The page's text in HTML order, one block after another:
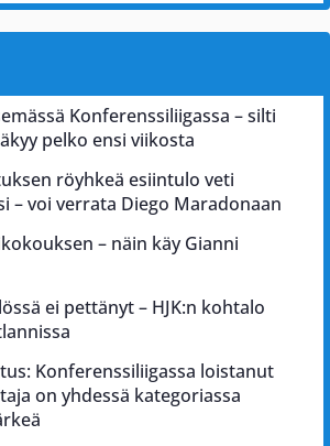
Konferenssiliigassa – silti
pelko ensi viikosta
röyhkeä esiintulo veti
– voi verrata Diego Maradonaan
– näin käy Gianni
ei pettänyt – HJK:n kohtalo
Konferenssiliigassa loistanut
on yhdessä kategoriassa